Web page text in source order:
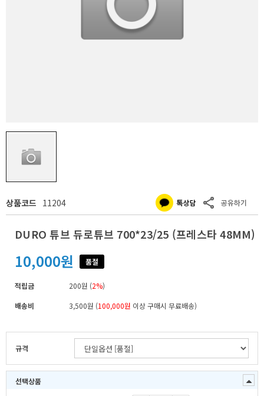
상품코드 11204
DURO 튜브 듀로튜브 700*23/25 (프레스타 48MM)
10,000원 품절
적립금 200원 (2%)
배송비
3,500원 (100,000원 이상 구매시 무료배송)
규격
선택상품